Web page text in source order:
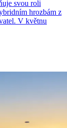
svou roli
hrozbám z
V květnu